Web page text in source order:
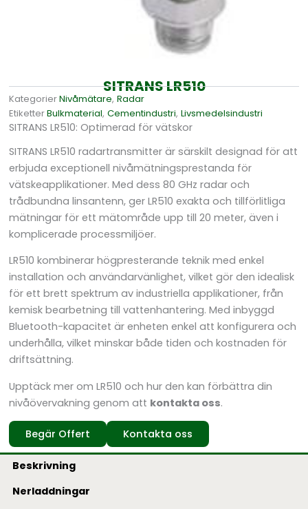
SITRANS LR510
KategorierNivåmätare,Radar
EtiketterBulkmaterial,Cementindustri,Livsmedelsindustri
SITRANS LR510: Optimerad för vätskor
SITRANS LR510 radartransmitter är särskilt designad för att
erbjuda exceptionell nivåmätningsprestanda för
vätskeapplikationer. Med dess 80 GHz radar och
trådbundna linsantenn, ger LR510 exakta och tillförlitliga
mätningar för ett mätområde upp till 20 meter, även i
komplicerade processmiljöer.
LR510 kombinerar högpresterande teknik med enkel
installation och användarvänlighet, vilket gör den idealisk
för ett brett spektrum av industriella applikationer, från
kemisk bearbetning till vattenhantering. Med inbyggd
Bluetooth-kapacitet är enheten enkel att konfigurera och
underhålla, vilket minskar både tiden och kostnaden för
driftsättning.
Upptäck mer om LR510 och hur den kan förbättra din
nivåövervakning genom att kontakta oss.
Begär Offert Kontakta oss
Beskrivning
Nerladdningar